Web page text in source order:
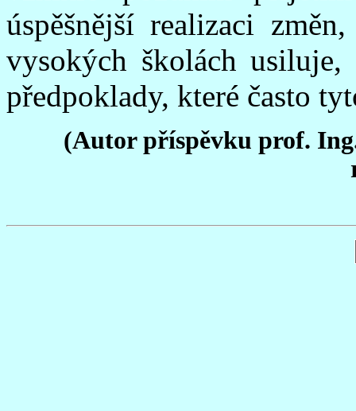
úspěšnější realizaci
vysokých školách
předpoklady, které často
(Autor příspěvku prof.